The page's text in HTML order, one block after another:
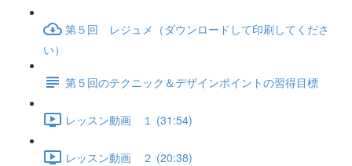
第５回 レジュメ（ダウンロードして印刷してくださ
い）
第５回のテクニック＆デザインポイントの習得目標
レッスン動画 １ (31:54)
レッスン動画 ２ (20:38)